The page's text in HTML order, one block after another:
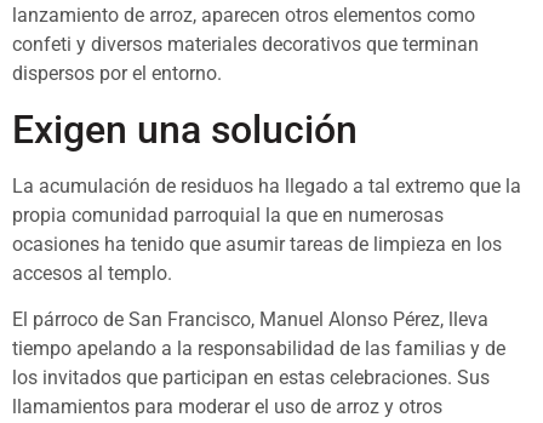
lanzamiento de arroz, aparecen otros elementos como
confeti y diversos materiales decorativos que terminan
dispersos por el entorno.
Exigen una solución
La acumulación de residuos ha llegado a tal extremo que la
propia comunidad parroquial la que en numerosas
ocasiones ha tenido que asumir tareas de limpieza en los
accesos al templo.
El párroco de San Francisco, Manuel Alonso Pérez, lleva
tiempo apelando a la responsabilidad de las familias y de
los invitados que participan en estas celebraciones. Sus
llamamientos para moderar el uso de arroz y otros